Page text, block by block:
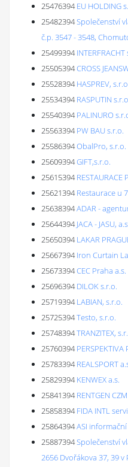
25476394 EU HOLDING
25482394Společenství
č.p. 3547 - 3548,
25499394 INTERFRACHT
25505394CROSS
25528394 HASPREV,
25534394 RASPUTIN
25540394 PALINURO
25563394 PW BAU s.r.o.
25586394ObalPro, s.r.o.
25609394GIFT,s.r.o.
25615394 RESTAURACE
25621394 Restaurace u
25638394ADAR -
25644394 JACA - JASU,
25650394 LAKAR
25667394 Iron Curtain
25673394CEC Praha a.s.
25696394 DILOK s.r.o.
25719394 LABIAN, s.r.o.
25725394Testo, s.r.o.
25748394TRANZITEX,
25760394
25783394 REALSPORT
25829394 KENWEX a.s.
25841394 RENTGEN
25858394 FIDA INTL
25864394ASI
25887394Společenství
2656 Dvořákova 37, 39 v